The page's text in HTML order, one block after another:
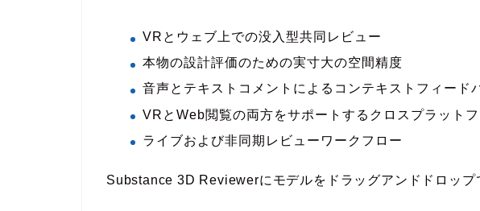
VRとウェブ上での没入型共同レビュー
本物の設計評価のための実寸大の空間精度
音声とテキストコメントによるコンテキストフィード
VRとWeb閲覧の両方をサポートするクロスプラット
ライブおよび非同期 レビューワークフロー
Substance 3D Reviewerにモデルをドラッグアンドドロップ